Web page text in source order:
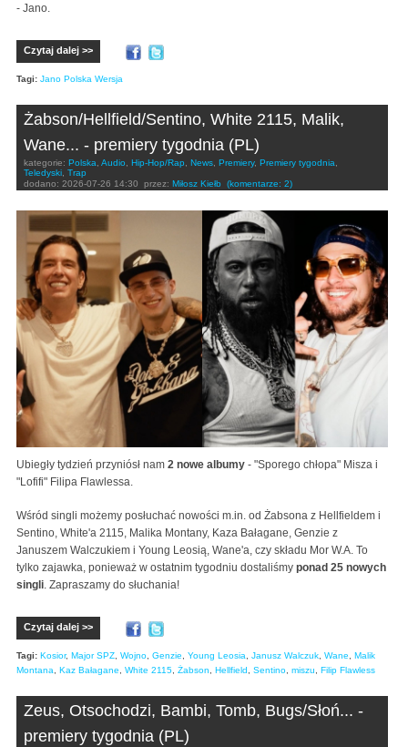
- Jano.
Czytaj dalej >>
Tagi: Jano Polska Wersja
Żabson/Hellfield/Sentino, White 2115, Malik,
Wane... - premiery tygodnia (PL)
kategorie: Polska Audio Hip-Hop/Rap News Premiery, Premiery tygodnia
Teledyski Trap
dodano: 2026-07-26 14:30 przez: Miłosz Kiełb (komentarze: 2)
Ubiegły tydzień przyniósł nam 2 nowe albumy - "Sporego chłopa" Misza i
"Lofifi" Filipa Flawlessa.
Wśród singli możemy posłuchać nowości m.in. od Żabsona z Hellfieldem i
Sentino, White'a 2115, Malika Montany, Kaza Bałagane, Genzie z
Januszem Walczukiem i Young Leosią, Wane'a, czy składu Mor W.A. To
tylko zajawka, ponieważ w ostatnim tygodniu dostaliśmy ponad 25 nowych
singli . Zapraszamy do słuchania!
Czytaj dalej >>
Tagi: Kosior, Major SPZ Wojno Genzie Young Leosia Janusz Walczuk Wane
Malik
Montana
Kaz Bałagane White 2115 Żabson Hellfield Sentino miszu Filip Flawless
Zeus, Otsochodzi, Bambi, Tomb, Bugs/Słoń... -
premiery tygodnia (PL)